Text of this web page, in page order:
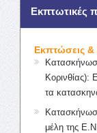
Εκπτωτικές
Εκπτώσεις
Κορινθίας):
τα
μέλη της